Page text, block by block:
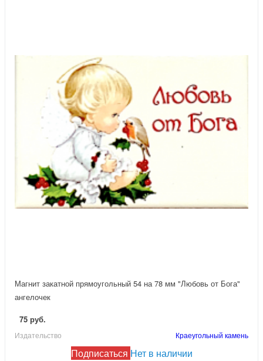
Магнит закатной прямоугольный 54 на 78 мм "Любовь от Бога"
ангелочек
75 руб.
Издательство Краеугольный камень
Подписаться Нет в наличии